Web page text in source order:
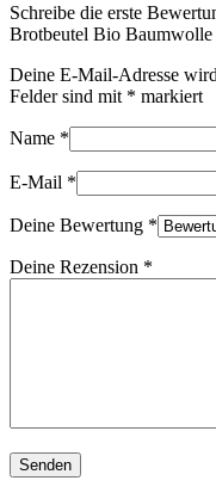
Schreibe die erste
Brotbeutel Bio Baumwolle
Deine E-Mail-Adresse
Felder sind mit * markiert
Name *
E-Mail *
Deine Bewertung *
Deine Rezension *